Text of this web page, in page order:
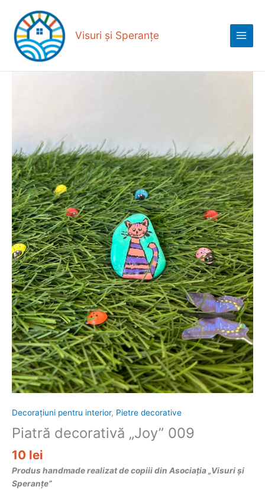
content
Visuri și Speranțe
Menu
Decorațiuni pentru interior, Pietre decorative
Piatră decorativă „Joy” 009
10 lei
Produs handmade realizat de copiii din Asociația „Visuri și
Speranțe”